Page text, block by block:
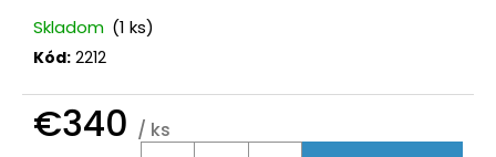
Skladom (1 ks)
Kód: 2212
€340 / ks
O
d